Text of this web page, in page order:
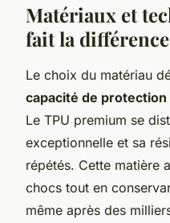
Matériaux et
fait la différence
Le choix du matériau
capacité de protection
Le TPU premium se
exceptionnelle et sa
répétés. Cette matière
chocs tout en
même après des